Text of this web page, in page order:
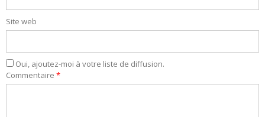
Site web
Oui, ajoutez-moi à votre liste de diffusion.
Commentaire *